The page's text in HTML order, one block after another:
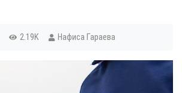
2.19K Нафиса Гараева